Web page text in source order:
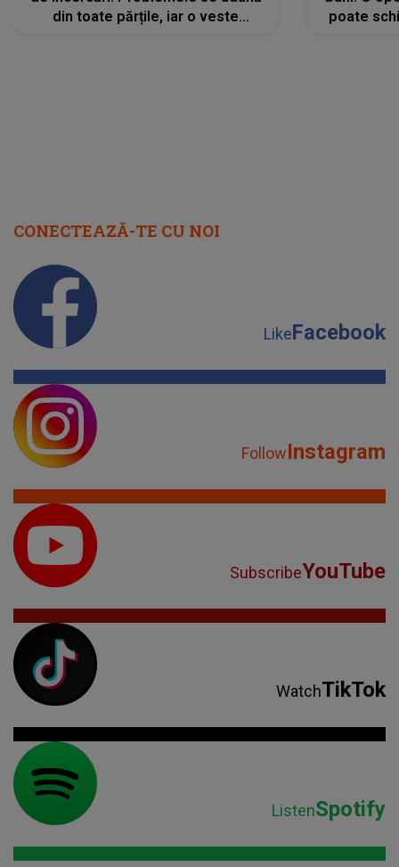
din toate părțile, iar o veste
poate
CONECTEAZĂ-TE CU NOI
LikeFacebook
FollowInstagram
SubscribeYouTube
WatchTikTok
ListenSpotify